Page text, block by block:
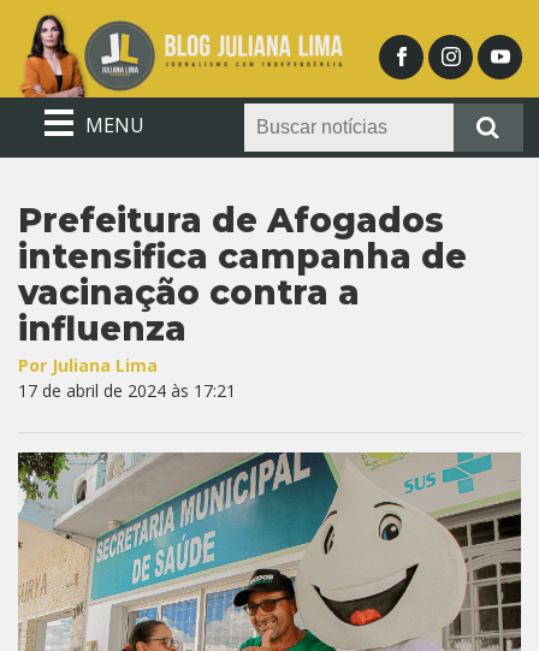
MENU
Prefeitura de Afogados
intensifica campanha de
vacinação contra a
influenza
Por Juliana Lima
17 de abril de 2024 às 17:21